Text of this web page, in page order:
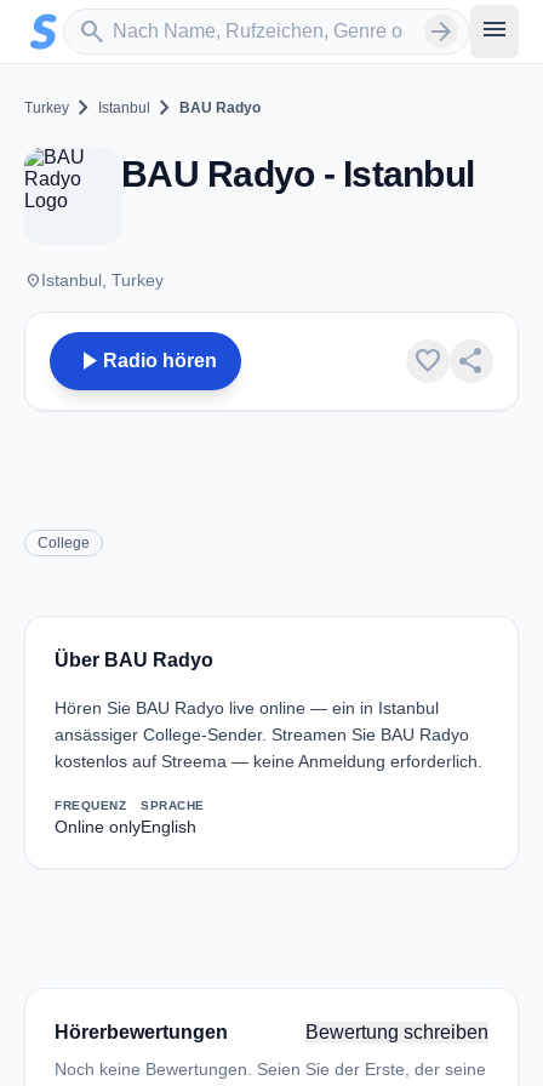
Zum Hauptinhalt springen
search
Sender suchen arrow_forward menu
Turkey chevron_right Istanbul chevron_right BAU Radyo
BAU Radyo - Istanbul
placeIstanbul, Turkey
play_arrow Radio hören favorite share
College
Über BAU Radyo
Hören Sie BAU Radyo live online — ein in Istanbul
ansässiger College-Sender. Streamen Sie BAU Radyo
kostenlos auf Streema — keine Anmeldung erforderlich.
FREQUENZ
Online only
SPRACHE
English
Hörerbewertungen Bewertung schreiben
Noch keine Bewertungen. Seien Sie der Erste, der seine